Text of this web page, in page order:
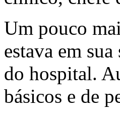
Um pouco
estava em
do hospital.
básicos e de